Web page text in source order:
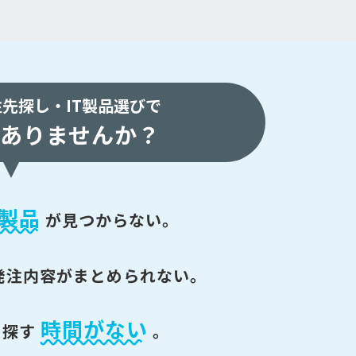
探し・ IT製品選びで
りませんか？
品 が見つからない。
注内容がまとめられない。
す 時間がない 。